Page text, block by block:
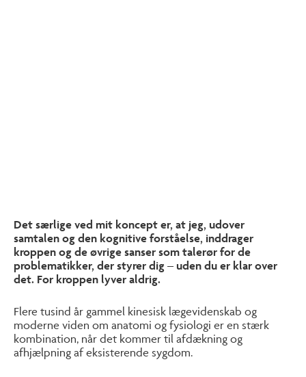
Det særlige ved mit koncept er, at jeg, udover
samtalen og den kognitive forståelse, inddrager
kroppen og de øvrige sanser som talerør for de
problematikker, der styrer dig – uden du er klar over
det. For kroppen lyver aldrig.
Flere tusind år gammel kinesisk lægevidenskab og
moderne viden om anatomi og fysiologi er en stærk
kombination, når det kommer til afdækning og
afhjælpning af eksisterende sygdom.